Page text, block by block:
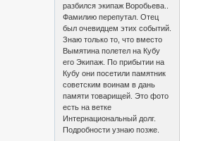
разбился экипаж Воробьева..
Фамилию перепутал. Отец
был очевидцем этих событий.
Знаю только то, что вместо
Вымятина полетел на Кубу
его Экипаж. По прибытии на
Кубу они посетили памятник
советским воинам в дань
памяти товарищей. Это фото
есть на ветке
Интернациональный долг.
Подробности узнаю позже.